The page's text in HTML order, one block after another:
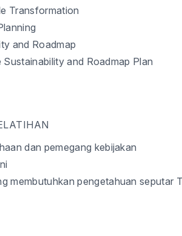
Transformation
and Roadmap
and Roadmap Plan
dan pemegang kebijakan
membutuhkan pengetahuan seputar